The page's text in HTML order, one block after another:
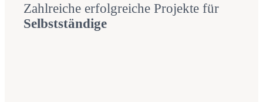
Zahlreiche erfolgreiche Projekte für
Selbstständige